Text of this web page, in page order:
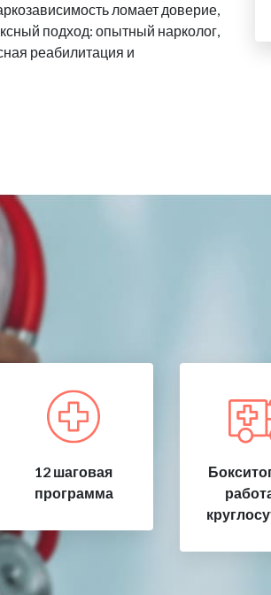
ломает доверие,
подход: опытный нарколог,
реабилитация и
12 шаговая
программа